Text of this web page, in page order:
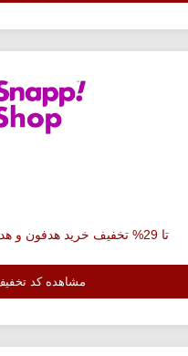
تا 29% تخفیف خرید هدفون و هدست اسنپ شاپ
مشاهده کد